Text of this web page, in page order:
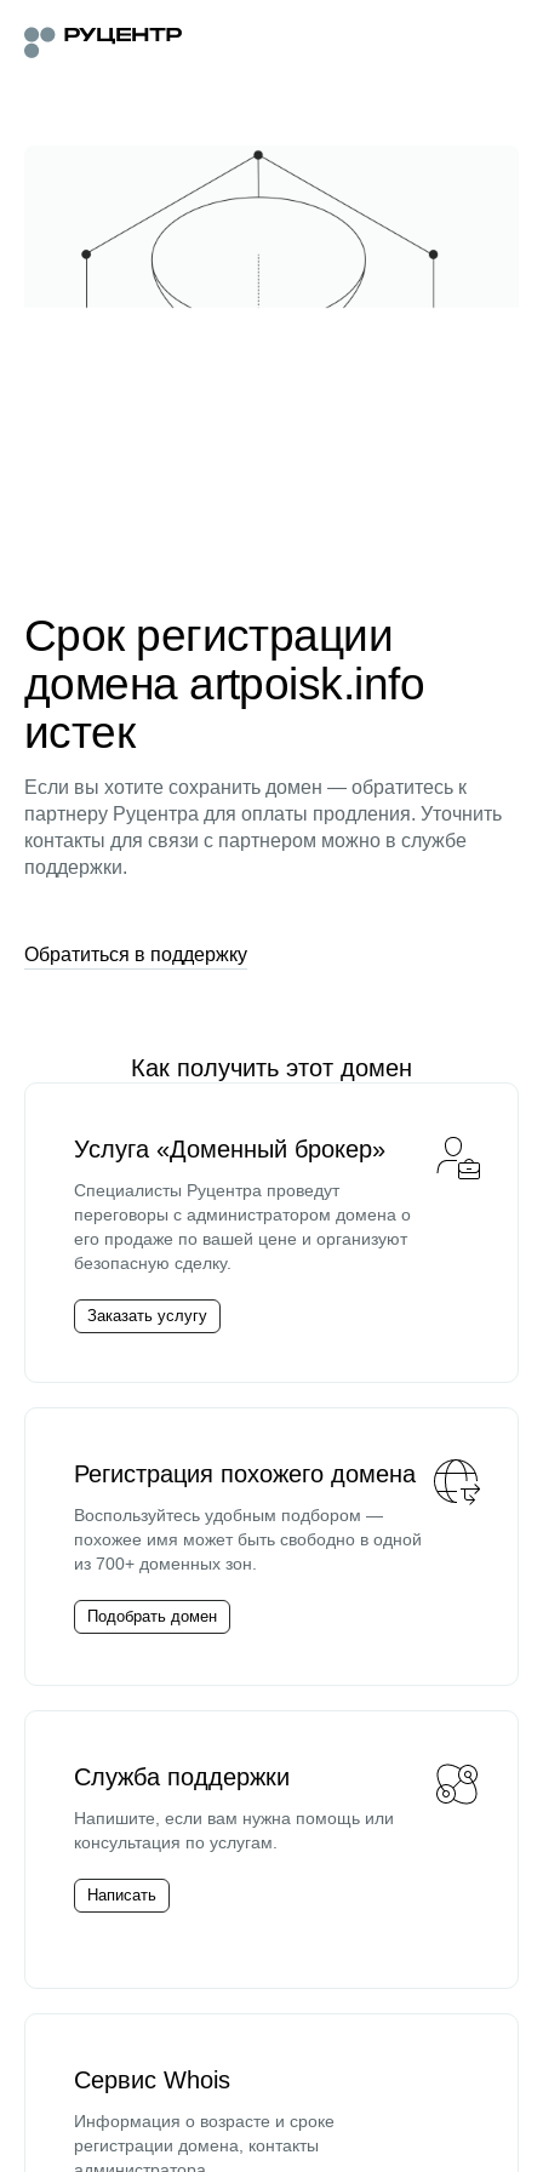
Срок регистрации
домена artpoisk.info
истек
Если вы хотите сохранить домен — обратитесь к
партнеру Руцентра для оплаты продления. Уточнить
контакты для связи с партнером можно в службе
поддержки.
Обратиться в поддержку
Как получить этот домен
Услуга «Доменный брокер»
Специалисты Руцентра проведут
переговоры с администратором домена о
его продаже по вашей цене и организуют
безопасную сделку.
Заказать услугу
Регистрация похожего домена
Воспользуйтесь удобным подбором —
похожее имя может быть свободно в одной
из 700+ доменных зон.
Подобрать домен
Служба поддержки
Напишите, если вам нужна помощь или
консультация по услугам.
Написать
Сервис Whois
Информация о возрасте и сроке
регистрации домена, контакты